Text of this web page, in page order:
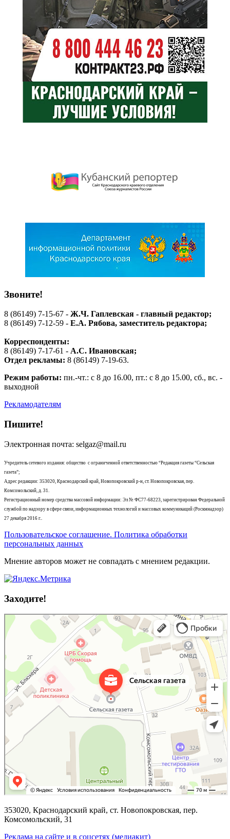
Звоните!
8 (86149) 7-15-67 - Ж.Ч. Гаплевская - главный редактор;
8 (86149) 7-12-59 - Е.А. Рябова, заместитель редактора;
Корреспонденты:
8 (86149) 7-17-61 - А.С. Ивановская;
Отдел рекламы: 8 (86149) 7-19-63.
Режим работы: пн.-чт.: с 8 до 16.00, пт.: с 8 до 15.00, сб., вс. -
выходной
Рекламодателям
Пишите!
Электронная почта: selgaz@mail.ru
Учредитель сетевого издания: общество с ограниченной ответственностью “Редакция газеты “Сельская
газета”;
Адрес редакции: 353020, Краснодарский край, Новопокровский р-н, ст. Новопокровская, пер.
Комсомольский, д. 31.
Регистрационный номер средства массовой информации: Эл № ФС77-68223, зарегистрирован Федеральной
службой по надзору в сфере связи, информационных технологий и массовых коммуникаций (Роскмнадзор)
27 декабря 2016 г..
Пользовательское соглашение. Политика обработки
персональных данных
Мнение авторов может не совпадать с мнением редакции.
Заходите!
353020, Краснодарский край, ст. Новопокровская, пер.
Комсомольский, 31
Реклама на сайте и в соцсетях (медиакит)